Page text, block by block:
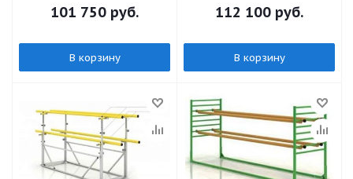
101 750 руб.
В корзину
112 100 руб.
В корзину